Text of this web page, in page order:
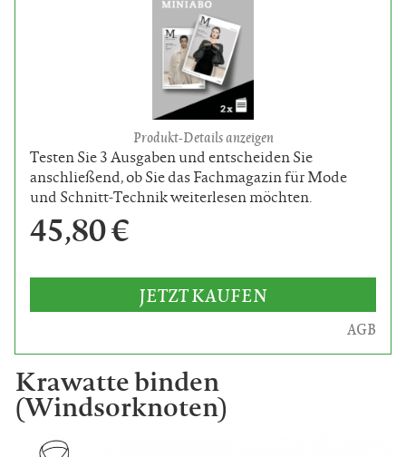
Produkt-Details anzeigen
Testen Sie 3 Ausgaben und entscheiden Sie
anschließend, ob Sie das Fachmagazin für Mode
und Schnitt-Technik weiterlesen möchten.
45,80 €
JETZT KAUFEN
AGB
Krawatte binden
(Windsorknoten)